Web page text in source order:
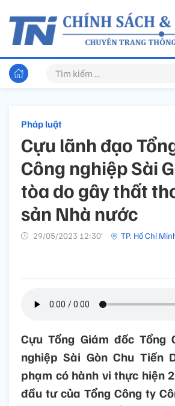
Pháp luật
Cựu lãnh đạo
Công nghiệp Sài
tòa do gây thất
sản Nhà nước
29/05/2023 12:30’ TP. Hồ Chí
Cựu Tổng Giám đốc Tổng
nghiệp Sài Gòn Chu Tiến
phạm có hành vi thực hiện
đầu tư của Tổng Công ty